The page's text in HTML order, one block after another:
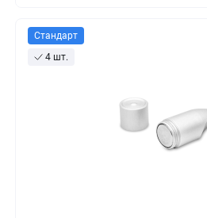
Стандарт
4 шт.